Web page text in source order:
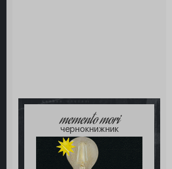
memento mori
чернокнижник